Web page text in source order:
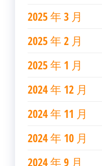
2025 年 3 月
2025 年 2 月
2025 年 1 月
2024 年 12 月
2024 年 11 月
2024 年 10 月
2024 年 9 月